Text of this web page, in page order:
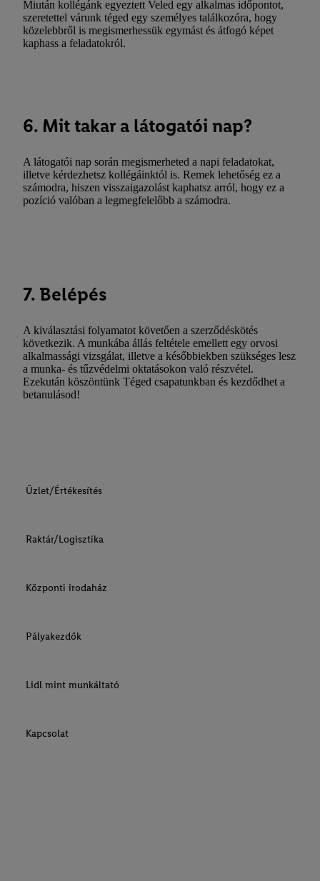
Miután kollégánk egyeztett Veled egy alkalmas időpontot,
szeretettel várunk téged egy személyes találkozóra, hogy
közelebbről is megismerhessük egymást és átfogó képet
kaphass a feladatokról.
6. Mit takar a látogatói nap?
A látogatói nap során megismerheted a napi feladatokat,
illetve kérdezhetsz kollégáinktól is. Remek lehetőség ez a
számodra, hiszen visszaigazolást kaphatsz arról, hogy ez a
pozíció valóban a legmegfelelőbb a számodra.
7. Belépés
A kiválasztási folyamatot követően a szerződéskötés
következik. A munkába állás feltétele emellett egy orvosi
alkalmassági vizsgálat, illetve a későbbiekben szükséges lesz
a munka- és tűzvédelmi oktatásokon való részvétel.
Ezekután köszöntünk Téged csapatunkban és kezdődhet a
betanulásod!
Üzlet/Értékesítés
Raktár/Logisztika
Központi irodaház
Pályakezdők
Lidl mint munkáltató
Kapcsolat